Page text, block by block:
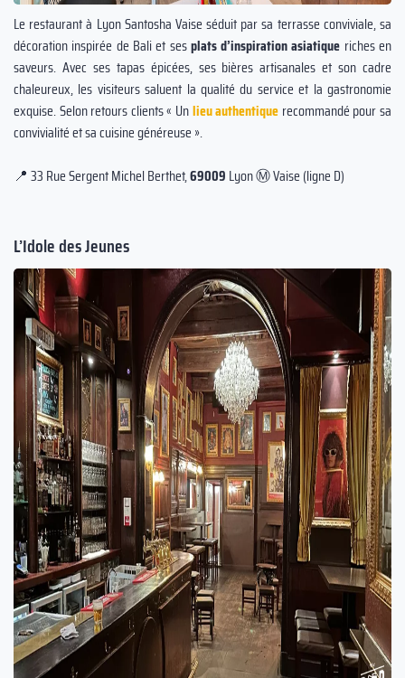
Le restaurant à Lyon Santosha Vaise séduit par sa terrasse conviviale, sa
décoration inspirée de Bali et sesplats d’inspiration asiatique riches en
saveurs. Avec ses tapas épicées, ses bières artisanales et son cadre
chaleureux, les visiteurs saluent la qualité du service et la gastronomie
exquise. Selon retours clients « Unlieu authentique recommandé pour sa
convivialité et sa cuisine généreuse ».
📍 33 Rue Sergent Michel Berthet,69009 Lyon Ⓜ️ Vaise (ligne D)
L’Idole des Jeunes